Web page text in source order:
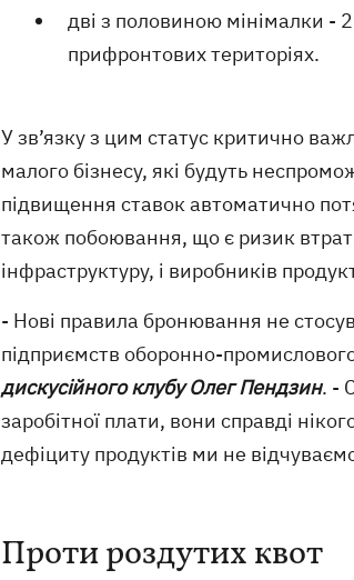
дві з половиною мінімалки -
прифронтових територіях.
У зв’язку з цим статус критично
малого бізнесу, які будуть
підвищення ставок автоматично
також побоювання, що є ризик
інфраструктуру, і виробників
- Нові правила бронювання не
підприємств оборонно-
дискусійного клубу Олег Пендзин. -
заробітної плати, вони справді
дефіциту продуктів ми не
Проти роздутих квот